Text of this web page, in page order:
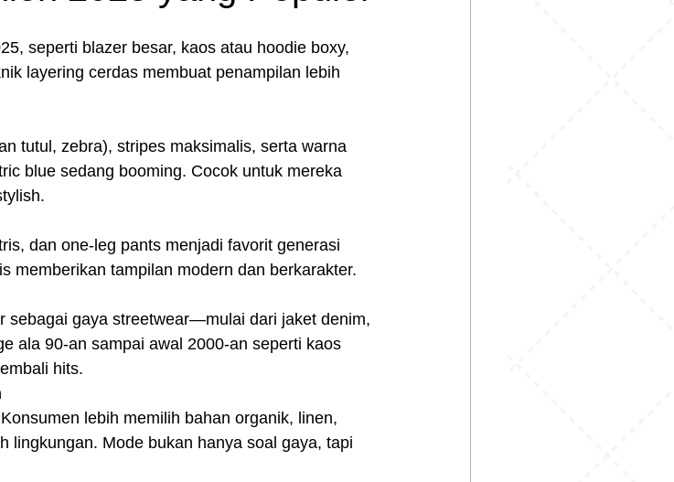
seperti blazer besar, kaos atau hoodie boxy,
layering cerdas membuat penampilan lebih
tutul, zebra), stripes maksimalis, serta warna
blue sedang booming. Cocok untuk mereka
dan one‑leg pants menjadi favorit generasi
memberikan tampilan modern dan berkarakter.
sebagai gaya streetwear—mulai dari jaket denim,
ala 90-an sampai awal 2000-an seperti kaos
hits.
lebih memilih bahan organik, linen,
lingkungan. Mode bukan hanya soal gaya, tapi